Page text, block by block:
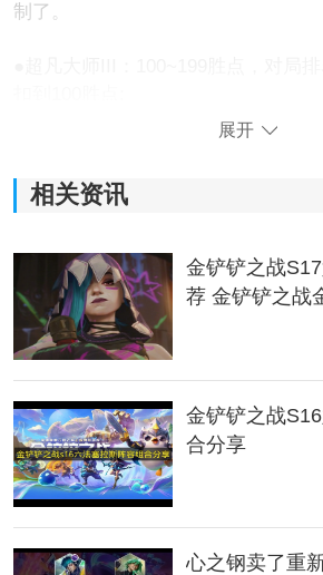
制了。
扣到200胜点;
扣到300胜点。
也就是说，如果玩家在【超凡大师III
胜点最多被扣至100;如果玩家在在
——商店调整
现在“赛季之星”会固定出现在商店最
——地区调整
展开
相关资讯
金铲铲之战
荐 金铲铲之战
金铲铲之战
合分享
心之钢卖了重